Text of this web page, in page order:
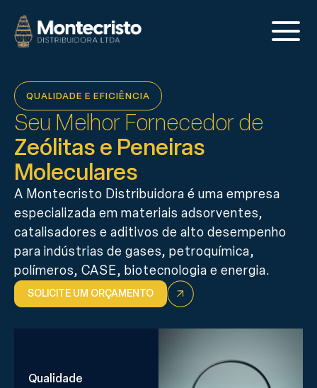
QUALIDADE E EFICIÊNCIA
Seu Melhor Fornecedor de
Zeólitas e Peneiras
Moleculares
A Montecristo Distribuidora é uma empresa
especializada em materiais adsorventes,
catalisadores e aditivos de alto desempenho
para indústrias de gases, petroquímica,
polímeros, CASE, biotecnologia e energia.
SOLICITE UM ORÇAMENTO
Qualidade